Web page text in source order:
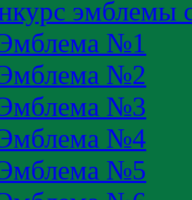
эмблемы
№1
№2
№3
№4
№5